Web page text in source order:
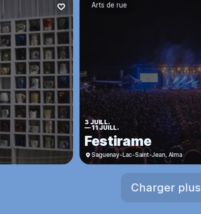
Arts de rue
3 JUILL.
— 11 JUILL.
Festirame
Saguenay-Lac-Saint-Jean, Alma
Charger plus